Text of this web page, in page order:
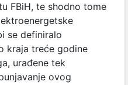
FBiH, te shodno tome
se definiralo
kraja treće godine
urađene tek
ovog